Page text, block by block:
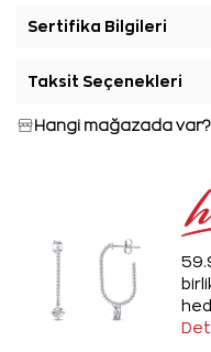
Sertifika Bilgileri
Taksit Seçenekleri
Hangi mağazada var?